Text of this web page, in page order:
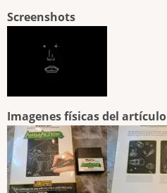
Screenshots
Imagenes físicas del artículo